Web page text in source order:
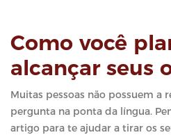
Como você
alcançar seus
Muitas pessoas não possuem a
pergunta na ponta da língua.
artigo para te ajudar a tirar os